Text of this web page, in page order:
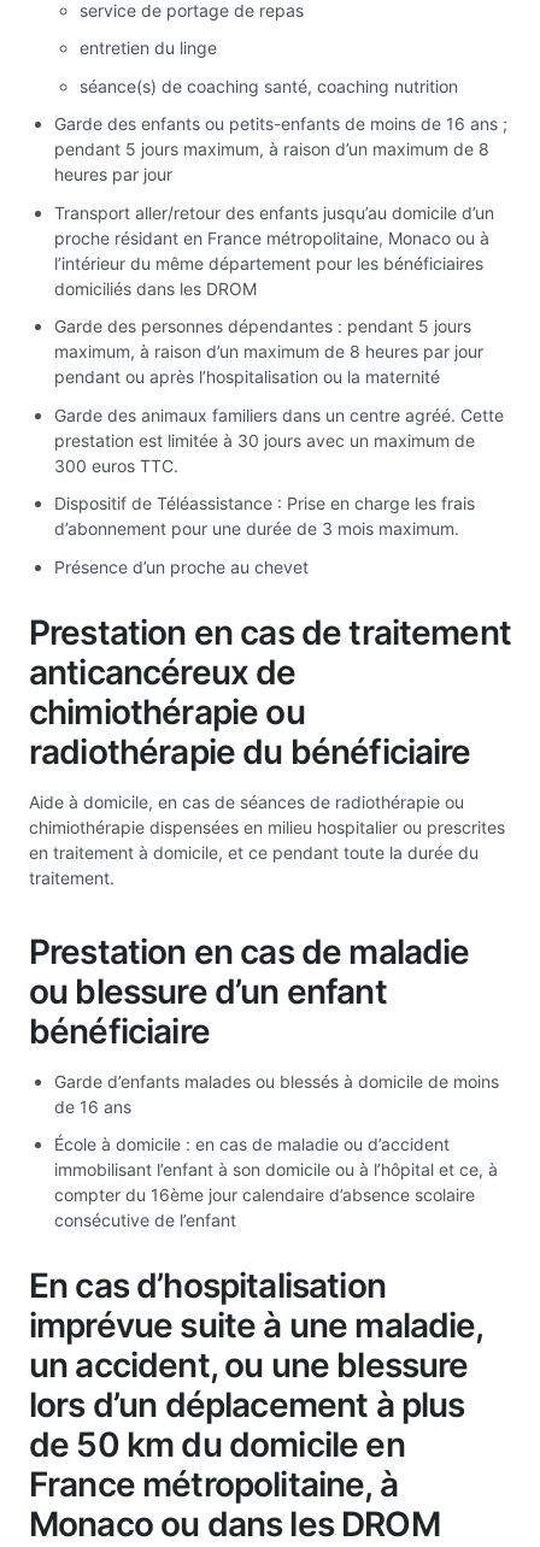
service de portage de repas
entretien du linge
séance(s) de coaching santé, coaching nutrition
Garde des enfants ou petits-enfants de moins de 16 ans ;
pendant 5 jours maximum, à raison d’un maximum de 8
heures par jour
Transport aller/retour des enfants jusqu’au domicile d’un
proche résidant en France métropolitaine, Monaco ou à
l’intérieur du même département pour les bénéficiaires
domiciliés dans les DROM
Garde des personnes dépendantes : pendant 5 jours
maximum, à raison d’un maximum de 8 heures par jour
pendant ou après l’hospitalisation ou la maternité
Garde des animaux familiers dans un centre agréé. Cette
prestation est limitée à 30 jours avec un maximum de
300 euros TTC.
Dispositif de Téléassistance : Prise en charge les frais
d’abonnement pour une durée de 3 mois maximum.
Présence d’un proche au chevet
Prestation en cas de traitement
anticancéreux de
chimiothérapie ou
radiothérapie du bénéficiaire
Aide à domicile, en cas de séances de radiothérapie ou
chimiothérapie dispensées en milieu hospitalier ou prescrites
en traitement à domicile, et ce pendant toute la durée du
traitement.
Prestation en cas de maladie
ou blessure d’un enfant
bénéficiaire
Garde d’enfants malades ou blessés à domicile de moins
de 16 ans
École à domicile : en cas de maladie ou d’accident
immobilisant l’enfant à son domicile ou à l’hôpital et ce, à
compter du 16ème jour calendaire d’absence scolaire
consécutive de l’enfant
En cas d’hospitalisation
imprévue suite à une maladie,
un accident, ou une blessure
lors d’un déplacement à plus
de 50 km du domicile en
France métropolitaine, à
Monaco ou dans les DROM